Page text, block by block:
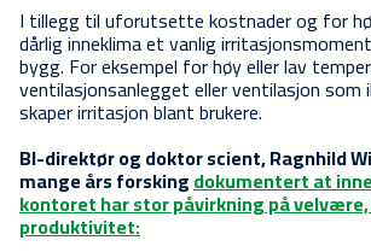
I tillegg til uforutsette kostnader og for
dårlig inneklima et vanlig
bygg. For eksempel for høy eller lav
ventilasjonsanlegget eller ventilasjon som
skaper irritasjon blant brukere.
BI-direktør og doktor scient, Ragnhild
mange års forskingdokumentert at
kontoret har stor påvirkning på
produktivitet: